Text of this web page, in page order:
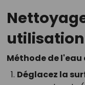
utilisation
Méthode de l'eau
Déglacez la